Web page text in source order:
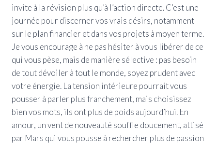
invite à la révision plus qu’à l’action directe. C’est une
journée pour discerner vos vrais désirs, notamment
sur le plan financier et dans vos projets à moyen terme.
Je vous encourage à ne pas hésiter à vous libérer de ce
qui vous pèse, mais de manière sélective : pas besoin
de tout dévoiler à tout le monde, soyez prudent avec
votre énergie. La tension intérieure pourrait vous
pousser à parler plus franchement, mais choisissez
bien vos mots, ils ont plus de poids aujourd’hui. En
amour, un vent de nouveauté souffle doucement, attisé
par Mars qui vous pousse à rechercher plus de passion